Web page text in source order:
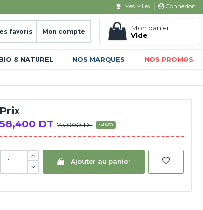
Mes Miles Connexion
favoris Mon compte
Mon panier
Vide
BIO & NATUREL NOS MARQUES NOS PROMOS
Prix
58,400 DT 73,000 DT -20%
Ajouter au panier